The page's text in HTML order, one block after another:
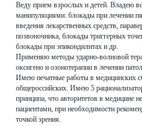
Веду прием взрослых и детей. Владею
манипуляциями: блокады при лечении
введения лекарственных средств,
позвоночника, блокады триггерных
блокады при эпикондилитах и др.
Применяю методы ударно-волновой
оксигено и озонотерапии в лечении
Имею печатные работы в медицинских
общероссийских. Имею 5
принципа, что авторитетов в медицине
пациентами, при необходимости
точкой зрения.